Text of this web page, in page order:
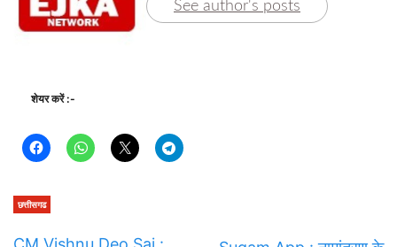
See author's posts
शेयर करें :-
छत्तीसगढ